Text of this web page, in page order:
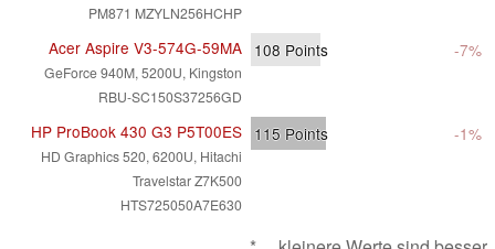
PM871 MZYLN256HCHP
Acer Aspire V3-574G-59MA
GeForce 940M, 5200U, Kingston
RBU-SC150S37256GD
108 Points -7%
HP ProBook 430 G3 P5T00ES
HD Graphics 520, 6200U, Hitachi
Travelstar Z7K500
HTS725050A7E630
115 Points -1%